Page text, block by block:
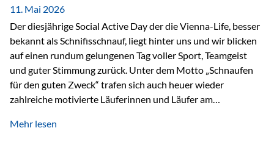
Wertentwicklung. Der Investmentansatz: Value Investing
mit Weitblick Im Zentrum steht ein…
11. Mai 2026
Der diesjährige Social Active Day der die Vienna-Life, besser
bekannt als Schnifisschnauf, liegt hinter uns und wir blicken
auf einen rundum gelungenen Tag voller Sport, Teamgeist
und guter Stimmung zurück. Unter dem Motto „Schnaufen
für den guten Zweck“ trafen sich auch heuer wieder
zahlreiche motivierte Läuferinnen und Läufer am
Höchstleistungen für einen guten Zweck zu erbringen. Mit
Mehr lesen